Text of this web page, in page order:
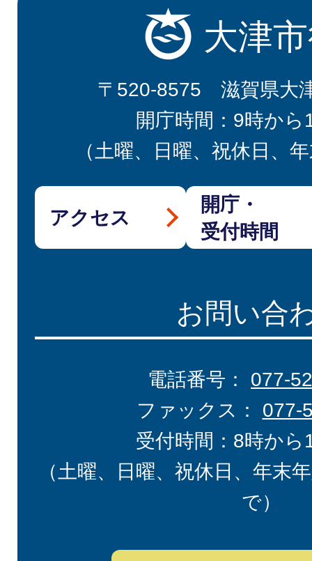
大津
〒520-8575 滋賀県大
開庁時間：9時から
（土曜、日曜、祝休日、
アクセス
開庁・
受付時間
お問い合
電話番号： 077-
ファックス： 077-
受付時間：8時から
（土曜、日曜、祝休日、年末
で）